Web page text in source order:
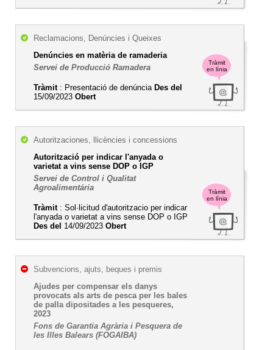
Tràmit
en línia
Reclamacions, Denúncies i Queixes
Denúncies en matèria de ramaderia
Servei de Producció Ramadera
Tràmit: Presentació de denúncia Des del
15/09/2023 Obert
Tràmit
en línia
Autoritzaciones, llicències i concessions
Autorització per indicar l'anyada o
varietat a vins sense DOP o IGP
Servei de Control i Qualitat
Agroalimentária
Tràmit: Sol·licitud d'autoritzacio per indicar
l'anyada o varietat a vins sense DOP o IGP
Des del 14/09/2023 Obert
Subvencions, ajuts, beques i premis
Ajudes per compensar els danys
provocats als arts de pesca per les bales
de palla dipositades a les pesqueres,
2023
Fons de Garantia Agrària i Pesquera de
les Illes Balears (FOGAIBA)